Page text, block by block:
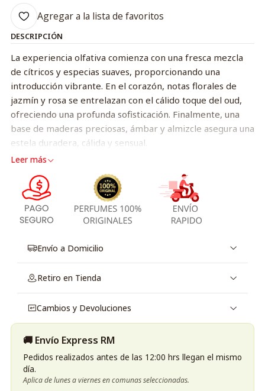
Agregar a la lista de favoritos
DESCRIPCIÓN
La experiencia olfativa comienza con una fresca mezcla
de cítricos y especias suaves, proporcionando una
introducción vibrante. En el corazón, notas florales de
jazmín y rosa se entrelazan con el cálido toque del oud,
ofreciendo una profunda sofisticación. Finalmente, una
base de maderas preciosas, ámbar y almizcle asegura una
estela duradera, cálida y sensual.
Leer más
Envío a Domicilio
Retiro en Tienda
Cambios y Devoluciones
🚚 Envío Express RM
Pedidos realizados antes de las 12:00 hrs llegan el mismo
día.
Aplica de lunes a viernes en comunas seleccionadas.